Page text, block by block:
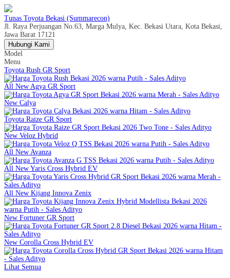
Tunas Toyota Bekasi (Summarecon)
Jl. Raya Perjuangan No.63, Marga Mulya, Kec. Bekasi Utara, Kota Bekasi,
Jawa Barat 17121
Hubungi Kami
Model
Menu
Toyota Rush GR Sport
All New Agya GR Sport
New Calya
Toyota Raize GR Sport
New Veloz Hybrid
All New Avanza
All New Yaris Cross Hybrid EV
All New Kijang Innova Zenix
New Fortuner GR Sport
New Corolla Cross Hybrid EV
Lihat Semua